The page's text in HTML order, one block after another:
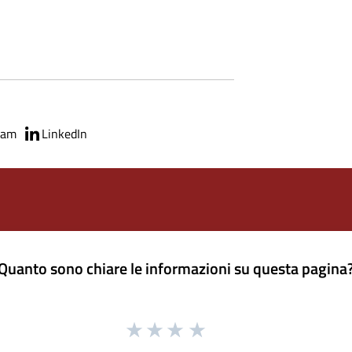
LinkedIn
sono chiare le informazioni su questa